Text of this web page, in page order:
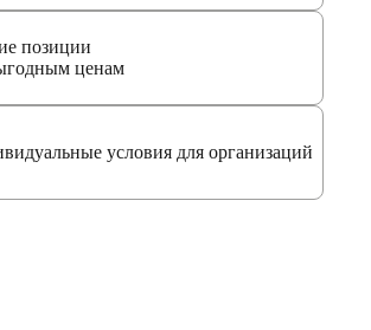
позиции
ценам
условия для организаций